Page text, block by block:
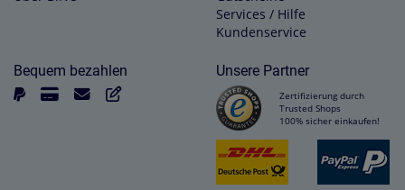
Services / Hilfe
Kundenservice
Bequem bezahlen Unsere Partner
Zertifizierung durch
Trusted Shops
100% sicher einkaufen!